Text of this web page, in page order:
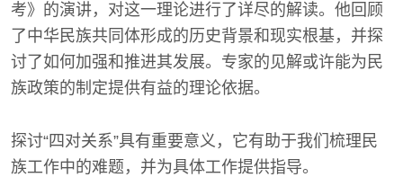
考》的演讲，对这一理论进行了详尽的解读。他回顾
了中华民族共同体形成的历史背景和现实根基，并探
讨了如何加强和推进其发展。专家的见解或许能为民
族政策的制定提供有益的理论依据。
探讨“四对关系”具有重要意义，它有助于我们梳理民
族工作中的难题，并为具体工作提供指导。